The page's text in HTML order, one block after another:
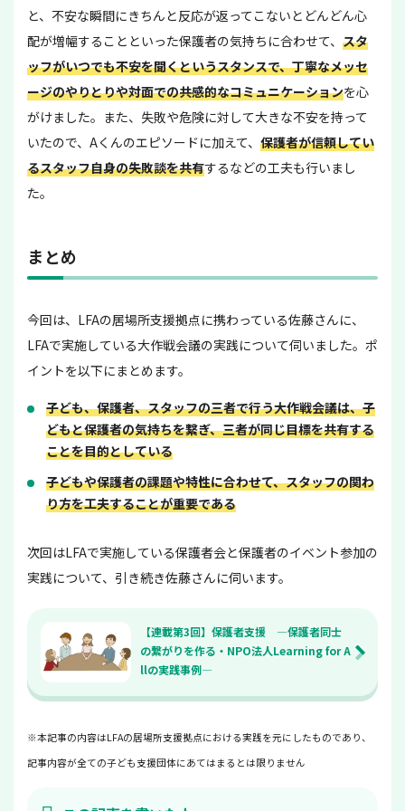
と、不安な瞬間にきちんと反応が返ってこないとどんどん心
配が増幅することといった保護者の気持ちに合わせて、 スタ
ッフがいつでも不安を聞くというスタンスで、丁寧なメッセ
ージのやりとりや対面での共感的なコミュニケーションを心
がけました。また、失敗や危険に対して大きな不安を持って
いたので、Aくんのエピソードに加えて、 保護者が信頼してい
るスタッフ自身の失敗談を共有するなどの工夫も行いまし
た。
まとめ
今回は、LFAの居場所支援拠点に携わっている佐藤さんに、
LFAで実施している大作戦会議の実践について伺いました。ポ
イントを以下にまとめます。
子ども、保護者、スタッフの三者で行う大作戦会議は、子
どもと保護者の気持ちを繋ぎ、三者が同じ目標を共有する
ことを目的としている
子どもや保護者の課題や特性に合わせて、スタッフの関わ
り方を工夫することが重要である
次回はLFAで実施している保護者会と保護者のイベント参加の
実践について、引き続き佐藤さんに伺います。
【連載第3回】保護者支援 —保護者同士
の繋がりを作る・NPO法人Learning for A
llの実践事例—
※本記事の内容はLFAの居場所支援拠点における実践を元にしたものであり、
記事内容が全ての子ども支援団体にあてはまるとは限りません